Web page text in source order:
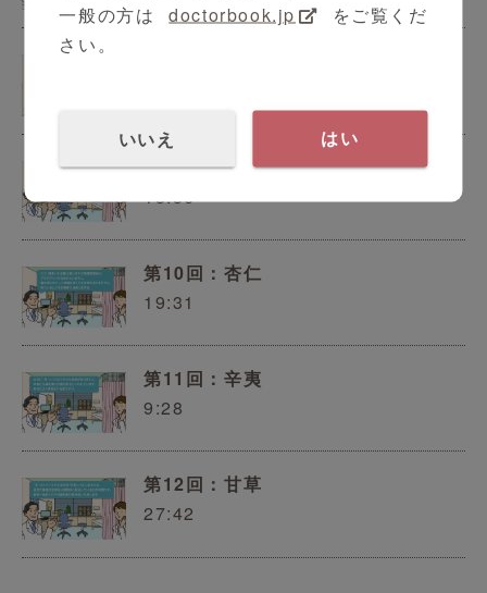
第9回：紅花
13:56
第10回：杏仁
19:31
第11回：辛夷
9:28
第12回：甘草
27:42
一般の方は
doctorbook.jp
をご覧くだ
さい。
いいえ はい